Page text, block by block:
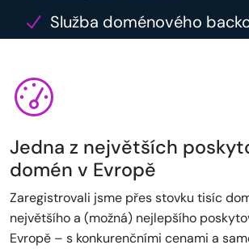
Služba doménového
Jedna z největších
domén v Evropě
Zaregistrovali jsme přes stovku tisíc
největšího a (možná) nejlepšího
Evropě – s konkurenčními cenami a